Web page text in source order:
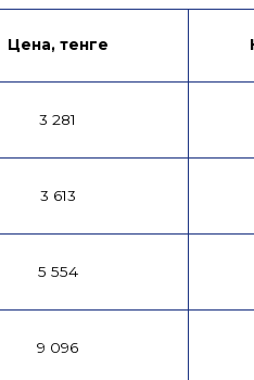
Цена, тенге
3 281
3 613
5 554
9 096